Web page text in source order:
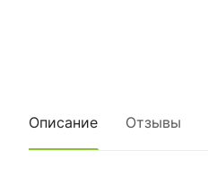
Описание Отзывы